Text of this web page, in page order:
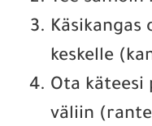
keskelle
Ota käteesi
väliin